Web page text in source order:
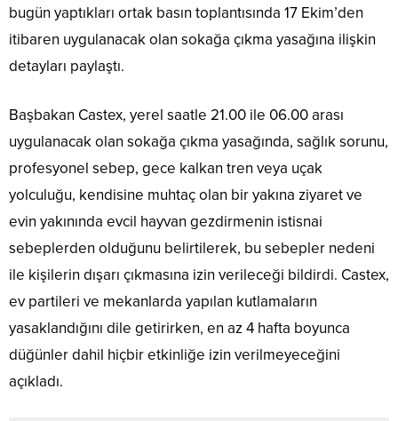
bugün yaptıkları ortak basın toplantısında 17 Ekim’den
itibaren uygulanacak olan sokağa çıkma yasağına ilişkin
detayları paylaştı.
Başbakan Castex, yerel saatle 21.00 ile 06.00 arası
uygulanacak olan sokağa çıkma yasağında, sağlık sorunu,
profesyonel sebep, gece kalkan tren veya uçak
yolculuğu, kendisine muhtaç olan bir yakına ziyaret ve
evin yakınında evcil hayvan gezdirmenin istisnai
sebeplerden olduğunu belirtilerek, bu sebepler nedeni
ile kişilerin dışarı çıkmasına izin verileceği bildirdi. Castex,
ev partileri ve mekanlarda yapılan kutlamaların
yasaklandığını dile getirirken, en az 4 hafta boyunca
düğünler dahil hiçbir etkinliğe izin verilmeyeceğini
açıkladı.